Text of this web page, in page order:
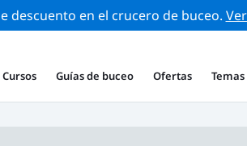
descuento en el crucero de buceo.
Cursos Guías de buceo Ofertas